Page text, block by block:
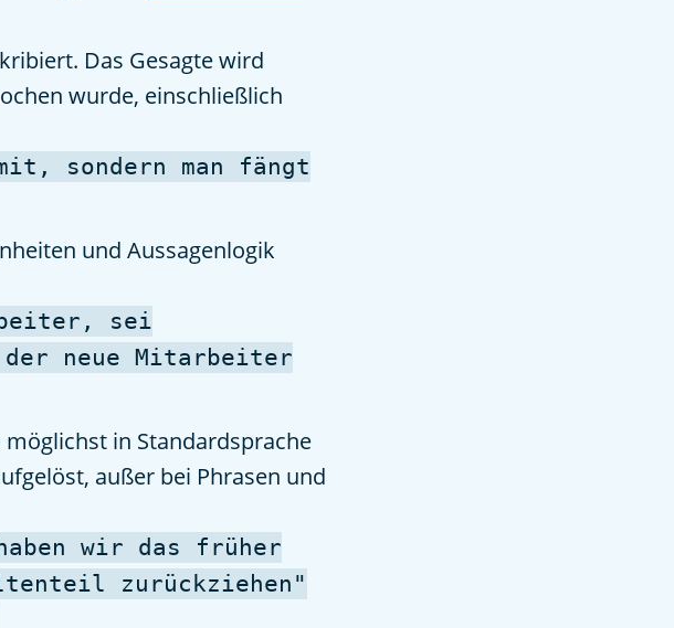
Das Gesagte wird
wurde, einschließlich
sondern man fängt
und Aussagenlogik
sei
neue Mitarbeiter
in Standardsprache
außer bei Phrasen und
wir das früher
zurückziehen"